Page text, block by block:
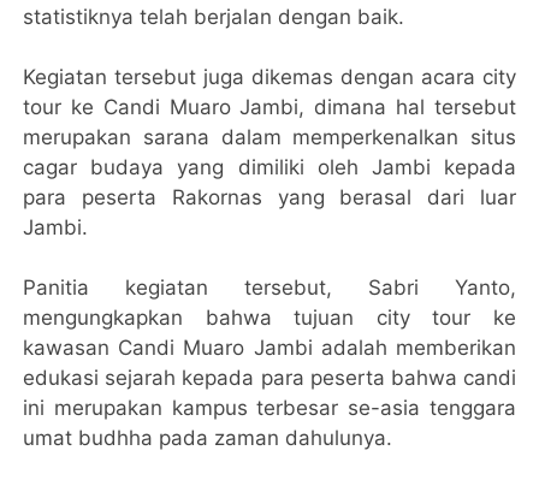
statistiknya telah berjalan dengan baik.
Kegiatan tersebut juga dikemas dengan acara city
tour ke Candi Muaro Jambi, dimana hal tersebut
merupakan sarana dalam memperkenalkan situs
cagar budaya yang dimiliki oleh Jambi kepada
para peserta Rakornas yang berasal dari luar
Jambi.
Panitia kegiatan tersebut, Sabri Yanto,
mengungkapkan bahwa tujuan city tour ke
kawasan Candi Muaro Jambi adalah memberikan
edukasi sejarah kepada para peserta bahwa candi
ini merupakan kampus terbesar se-asia tenggara
umat budhha pada zaman dahulunya.